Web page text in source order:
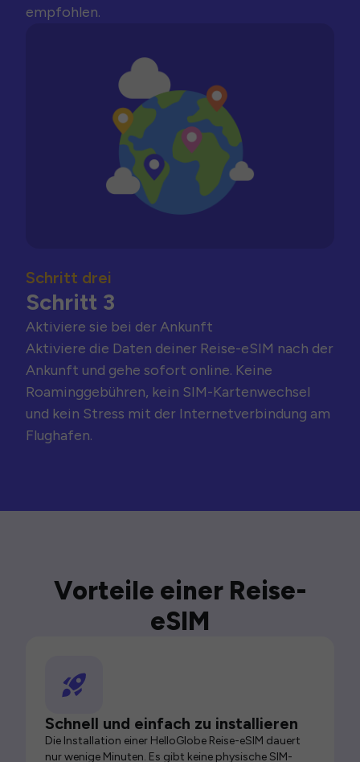
empfohlen.
Schritt drei
Schritt 3
Aktiviere sie bei der Ankunft
Aktiviere die Daten deiner Reise-eSIM nach der
Ankunft und gehe sofort online. Keine
Roaminggebühren, kein SIM-Kartenwechsel
und kein Stress mit der Internetverbindung am
Flughafen.
Vorteile einer Reise-
eSIM
Schnell und einfach zu installieren
Die Installation einer HelloGlobe Reise-eSIM dauert
nur wenige Minuten. Es gibt keine physische SIM-